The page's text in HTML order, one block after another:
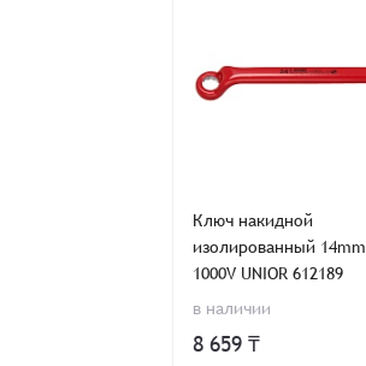
Ключ накидной
изолированный 14mm
1000V UNIOR 612189
в наличии
8 659 ₸